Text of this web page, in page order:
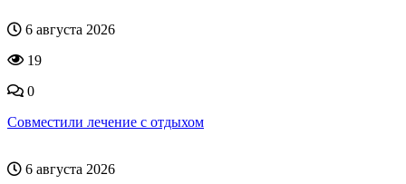
6 августа 2026
19
0
Совместили лечение с отдыхом
6 августа 2026